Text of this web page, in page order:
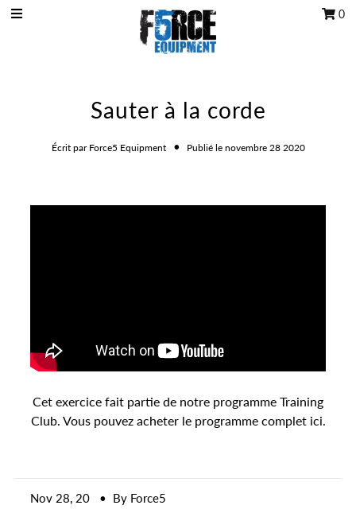
Carte cadeau
Texte en vedette
Un endroit idéal pour parler d'une vente
0
Sauter à la corde
Écrit par Force5 Equipment • Publié le novembre 28 2020
Cet exercice fait partie de notre programme Training
Club. Vous pouvez acheter le programme complet ici.
Nov 28, 20 • By Force5